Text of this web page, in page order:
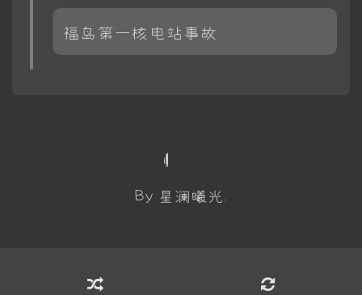
福岛第一核电站事故
By 星澜曦光.